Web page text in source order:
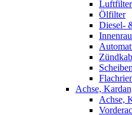
Luftfilter
Ölfilter
Diesel-
Achse,
Achse,